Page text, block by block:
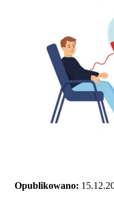
Opublikowano: